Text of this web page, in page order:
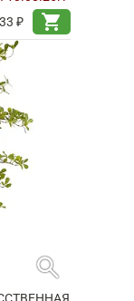
₽
shopping_cart
search